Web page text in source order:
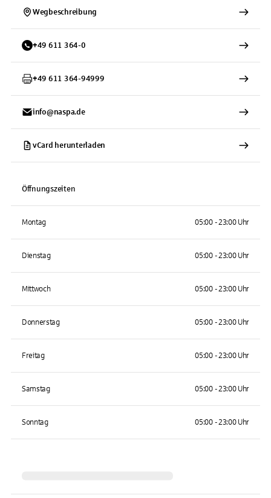
Wegbeschreibung
+49 611 364-0
+49 611 364-94999
info@naspa.de
vCard herunterladen
Öffnungszeiten
Montag 05:00 - 23:00 Uhr
Dienstag 05:00 - 23:00 Uhr
Mittwoch 05:00 - 23:00 Uhr
Donnerstag 05:00 - 23:00 Uhr
Freitag 05:00 - 23:00 Uhr
Samstag 05:00 - 23:00 Uhr
Sonntag 05:00 - 23:00 Uhr